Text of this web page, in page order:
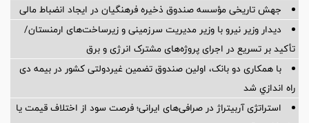
جهش تاریخی مؤسسه صندوق ذخیره فرهنگیان در ایجاد انضباط مالی
دیدار وزیر نیرو با وزیر مدیریت سرزمینی و زیرساخت‌های ارمنستان/
تأکید بر تسریع در اجرای پروژه‌های مشترک انرژی و برق
با همکاری دو بانک، اولین صندوق تضمین غیردولتی کشور در بیمه دی
راه اندازي شد
استراتژی آربیتراژ در صرافی‌های ایرانی؛ فرصت سود از اختلاف قیمت یا